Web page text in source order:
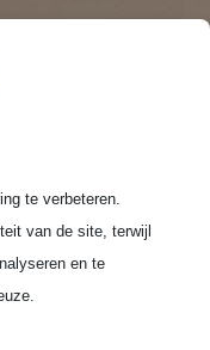
te verbeteren.
van de site, terwijl
en te